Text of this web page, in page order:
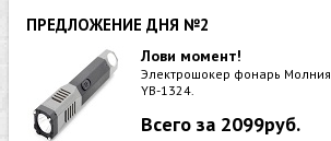
ПРЕДЛОЖЕНИЕ ДНЯ №2
Лови момент!
Электрошокер фонарь Молния
YB-1324.
Всего за 2099руб.